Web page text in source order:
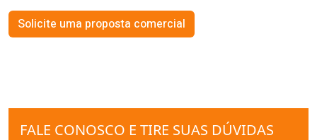
Solicite uma proposta comercial
FALE CONOSCO E TIRE SUAS DÚVIDAS